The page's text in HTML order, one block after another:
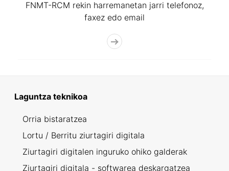
FNMT-RCM rekin harremanetan jarri telefonoz,
faxez edo email
Laguntza teknikoa
Orria bistaratzea
Lortu / Berritu ziurtagiri digitala
Ziurtagiri digitalen inguruko ohiko galderak
Ziurtagiri digitala - softwarea deskargatzea